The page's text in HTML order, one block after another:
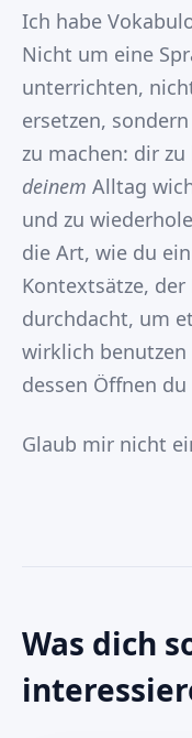
Ich habe
Nicht um eine
unterrichten,
ersetzen,
zu machen: dir
deinem Alltag
und zu
die Art, wie du
Kontextsätze, der
durchdacht, um
wirklich
dessen Öffnen
Glaub mir nicht
Was dich